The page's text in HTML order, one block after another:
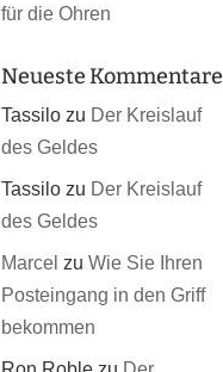
für die Ohren
Neueste Kommentare
Tassilo zu Der Kreislauf
des Geldes
Tassilo zu Der Kreislauf
des Geldes
Marcel zuWie Sie Ihren
Posteingang in den Griff
bekommen